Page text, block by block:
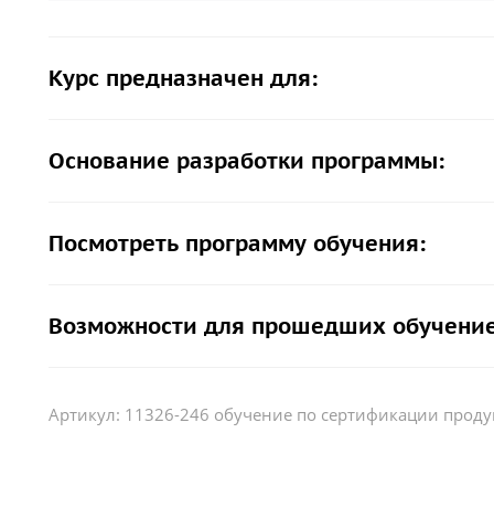
Курс предназначен для:
Основание разработки программы:
Посмотреть программу обучения:
Возможности для прошедших
Артикул: 11326-246 обучение по сертификации